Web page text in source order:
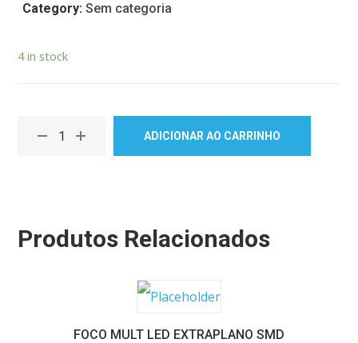
Category:Sem categoria
4 in stock
ADICIONAR AO CARRINHO
Produtos Relacionados
FOCO MULT LED EXTRAPLANO SMD